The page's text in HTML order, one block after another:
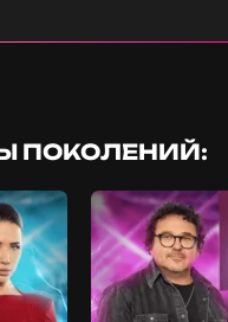
ПОКОЛЕНИЙ: